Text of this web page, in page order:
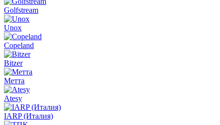
Golfstream
Unox
Copeland
Bitzer
Метта
Atesy
IARP (Италия)